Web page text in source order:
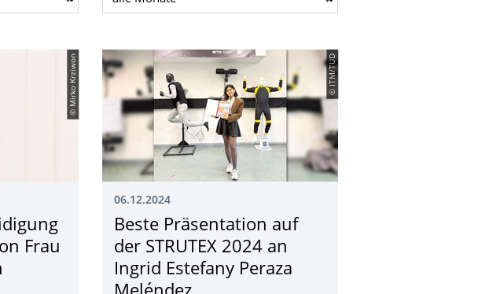
© Mirko Krziwon
Frau
© ITM/TUD
06.12.2024
Beste Präsentation auf
der STRUTEX 2024 an
Ingrid Estefany Peraza